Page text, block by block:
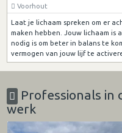
Voorhout
Laat je lichaam spreken om er
maken hebben. Jouw lichaam is
nodig is om beter in balans te
vermogen van jouw lijf te
Professionals in
werk